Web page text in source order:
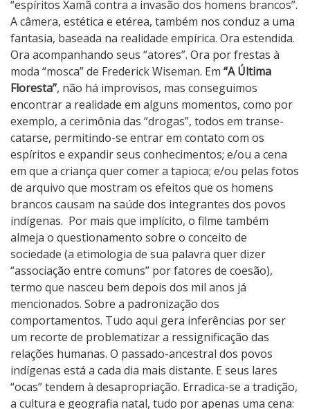
“espíritos Xamã contra a invasão dos homens brancos”.
A câmera, estética e etérea, também nos conduz a uma
fantasia, baseada na realidade empírica. Ora estendida.
Ora acompanhando seus “atores”. Ora por frestas à
moda “mosca” de Frederick Wiseman. Em “A Última
Floresta”, não há improvisos, mas conseguimos
encontrar a realidade em alguns momentos, como por
exemplo, a cerimônia das “drogas”, todos em transe-
catarse, permitindo-se entrar em contato com os
espíritos e expandir seus conhecimentos; e/ou a cena
em que a criança quer comer a tapioca; e/ou pelas fotos
de arquivo que mostram os efeitos que os homens
brancos causam na saúde dos integrantes dos povos
indígenas. Por mais que implícito, o filme também
almeja o questionamento sobre o conceito de
sociedade (a etimologia de sua palavra quer dizer
“associação entre comuns” por fatores de coesão),
termo que nasceu bem depois dos mil anos já
mencionados. Sobre a padronização dos
comportamentos. Tudo aqui gera inferências por ser
um recorte de problematizar a ressignificação das
relações humanas. O passado-ancestral dos povos
indígenas está a cada dia mais distante. E seus lares
“ocas” tendem à desapropriação. Erradica-se a tradição,
a cultura e geografia natal, tudo por apenas uma cena: